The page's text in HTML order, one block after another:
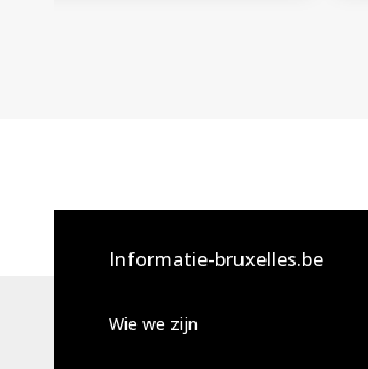
Informatie-bruxelles.be
Wie we zijn